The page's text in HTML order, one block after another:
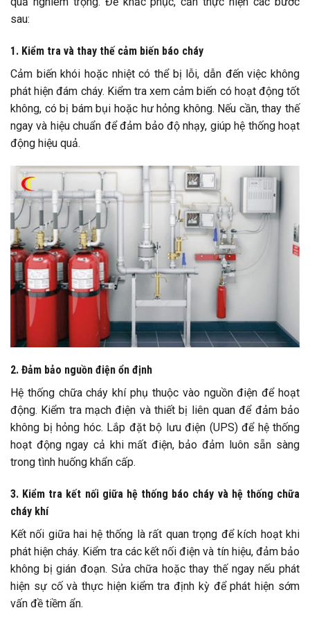
sau:
1. Kiểm tra và thay thế cảm biến báo cháy
Cảm biến khói hoặc nhiệt có thể bị lỗi, dẫn đến việc không
phát hiện đám cháy. Kiểm tra xem cảm biến có hoạt động tốt
không, có bị bám bụi hoặc hư hỏng không. Nếu cần, thay thế
ngay và hiệu chuẩn để đảm bảo độ nhạy, giúp hệ thống hoạt
động hiệu quả.
2. Đảm bảo nguồn điện ổn định
Hệ thống chữa cháy khí phụ thuộc vào nguồn điện để hoạt
động. Kiểm tra mạch điện và thiết bị liên quan để đảm bảo
không bị hỏng hóc. Lắp đặt bộ lưu điện (UPS) để hệ thống
hoạt động ngay cả khi mất điện, bảo đảm luôn sẵn sàng
trong tình huống khẩn cấp.
3. Kiểm tra kết nối giữa hệ thống báo cháy và hệ thống chữa
cháy khí
Kết nối giữa hai hệ thống là rất quan trọng để kích hoạt khi
phát hiện cháy. Kiểm tra các kết nối điện và tín hiệu, đảm bảo
không bị gián đoạn. Sửa chữa hoặc thay thế ngay nếu phát
hiện sự cố và thực hiện kiểm tra định kỳ để phát hiện sớm
vấn đề tiềm ẩn.